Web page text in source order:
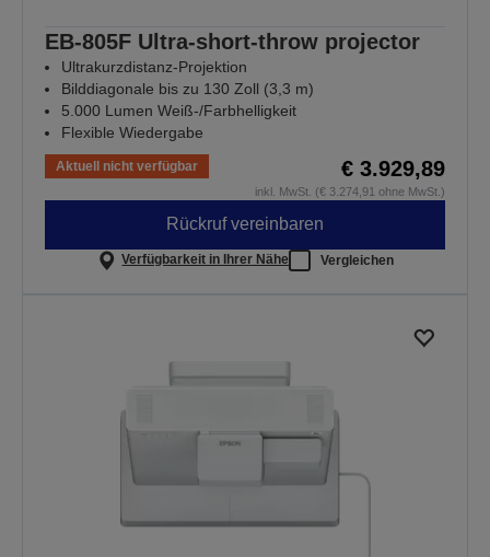
EB-805F Ultra-short-throw projector
Ultrakurzdistanz-Projektion
Bilddiagonale bis zu 130 Zoll (3,3 m)
5.000 Lumen Weiß-/Farbhelligkeit
Flexible Wiedergabe
Aktuell nicht verfügbar € 3.929,89
inkl. MwSt. (€ 3.274,91 ohne MwSt.)
Rückruf vereinbaren
Verfügbarkeit in Ihrer Nähe Vergleichen